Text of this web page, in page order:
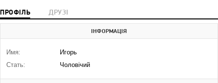
ПРОФІЛЬ ДРУЗІ
ІНФОРМАЦІЯ
Имя:
Игорь
Стать:
Чоловічий